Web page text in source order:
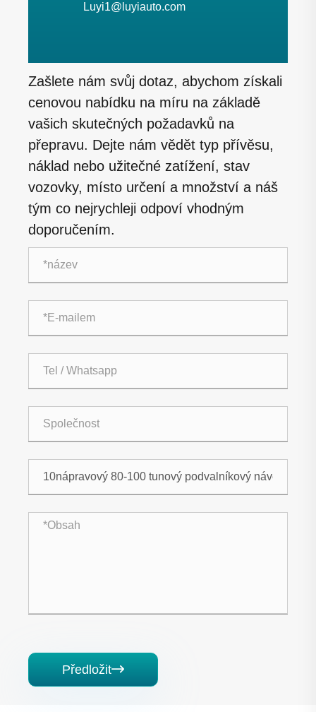
Luyi1@luyiauto.com
Zašlete nám svůj dotaz, abychom získali
cenovou nabídku na míru na základě
vašich skutečných požadavků na
přepravu. Dejte nám vědět typ přívěsu,
náklad nebo užitečné zatížení, stav
vozovky, místo určení a množství a náš
tým co nejrychleji odpoví vhodným
doporučením.
Předložit